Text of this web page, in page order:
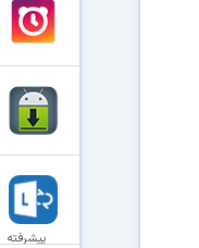
پیشرفته